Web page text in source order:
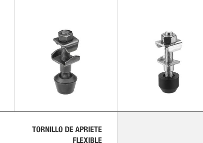
TORNILLO DE APRIETE
FLEXIBLE